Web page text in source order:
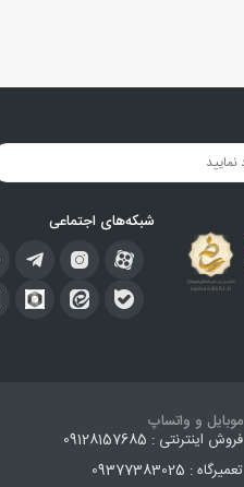
شبکه‌های اجتماعی
موبایل و واتساپ
فروش اینترنتی : 09128157685
تعمیرگاه : 09377383025